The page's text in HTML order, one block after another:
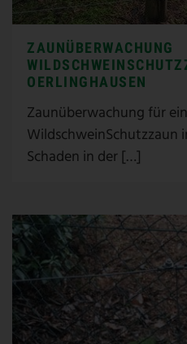
ZAUNÜBERWACHUNG
OERLINGHAUSEN
Zaunüberwachung für
WildschweinSchutzzaun
Schaden in der […]